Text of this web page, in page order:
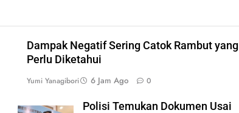
Dampak Negatif Sering Catok Rambut yang
Perlu Diketahui
Yumi Yanagibori 6 Jam Ago 0
Polisi Temukan Dokumen Usai